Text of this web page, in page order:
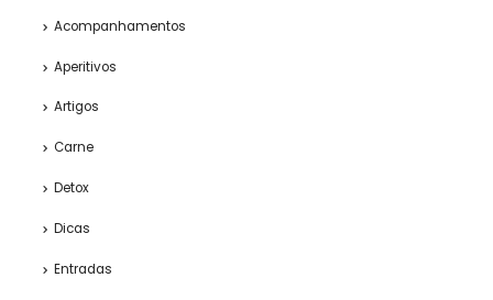
Acompanhamentos
Aperitivos
Artigos
Carne
Detox
Dicas
Entradas